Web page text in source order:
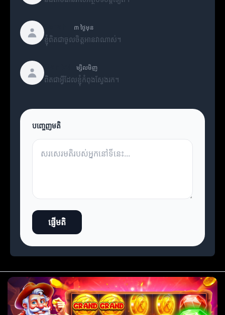
៣ ថ្ងៃមុន
ខ្ញុំពិតជាចូលចិត្តអានវាណាស់។
ម្សិលមិញ
ពិតជាអ្វីដែលខ្ញុំកំពុងស្វែងរក។
បញ្ចេញមតិ
ផ្ញើមតិ